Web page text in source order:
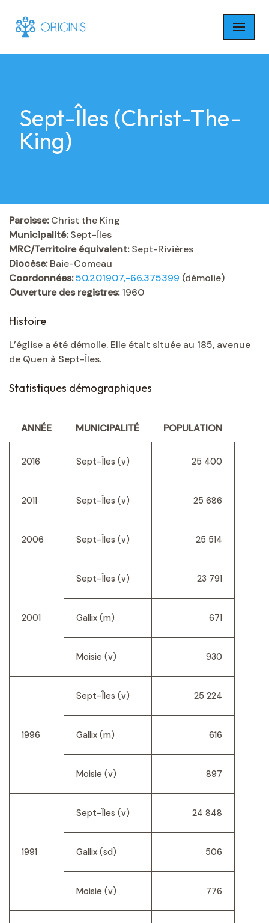
Skip
Sept-Îles (Christ-The-
King)
Paroisse:Christ the King
Municipalité:Sept-Îles
MRC/Territoire équivalent:Sept-Rivières
Diocèse:Baie-Comeau
Coordonnées:50.201907,-66.375399 (démolie)
Ouverture des registres:1960
Histoire
L’église a été démolie. Elle était située au 185, avenue
de Quen à Sept-Îles.
Statistiques démographiques
ANNÉE MUNICIPALITÉ POPULATION
2016 Sept-Îles (v) 25 400
2011 Sept-Îles (v) 25 686
2006 Sept-Îles (v) 25 514
2001
Sept-Îles (v) 23 791
Gallix (m) 671
Moisie (v) 930
1996
Sept-Îles (v) 25 224
Gallix (m) 616
Moisie (v) 897
1991
Sept-Îles (v) 24 848
Gallix (sd) 506
Moisie (v) 776